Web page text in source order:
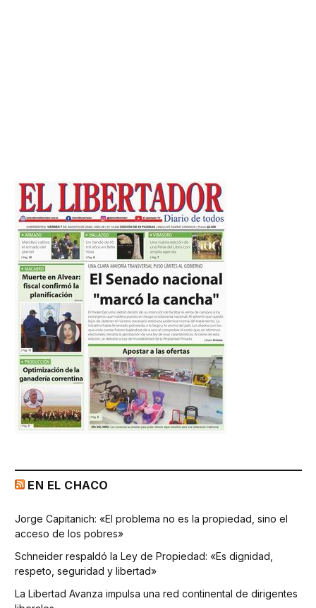
EN EL CHACO
Jorge Capitanich: «El problema no es la propiedad, sino el
acceso de los pobres»
Schneider respaldó la Ley de Propiedad: «Es dignidad,
respeto, seguridad y libertad»
La Libertad Avanza impulsa una red continental de dirigentes